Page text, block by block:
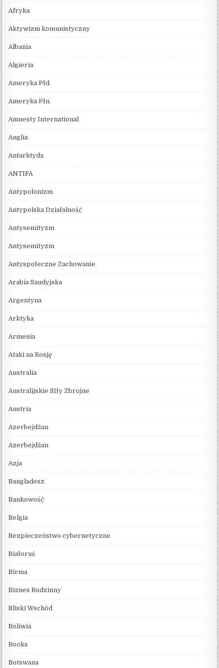
Afryka
Aktywizm komunistyczny
Albania
Algieria
Ameryka Płd.
Ameryka Płn.
Amnesty International
Anglia
Antarktyda
ANTIFA
Antypolonizm
Antypolska Działalność
Antysemityzm
Antysemityzm
Antyspołeczne Zachowanie
Arabia Saudyjska
Argentyna
Arktyka
Armenia
Ataki na Rosję
Australia
Australijskie SIły Zbrojne
Austria
Azerbejdżan
Azerbejdżan
Azja
Bangladesz
Bankowość
Belgia
Bezpieczeństwo cybernetyczne
Białoruś
Birma
Biznes Rodzinny
Bliski Wschód
Boliwia
Books
Botswana